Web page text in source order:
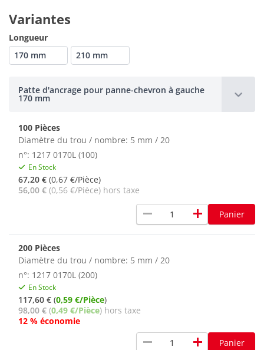
Variantes
Longueur
170 mm
210 mm
Patte d'ancrage pour panne-chevron à gauche
170 mm
100 Pièces
Diamètre du trou / nombre: 5 mm / 20
n°: 1217 0170L (100)
En Stock
67,20 € (0,67 €/Pièce)
56,00 € (0,56 €/Pièce) hors taxe
remove add Panier
200 Pièces
Diamètre du trou / nombre: 5 mm / 20
n°: 1217 0170L (200)
En Stock
117,60 € (0,59 €/Pièce)
98,00 € (0,49 €/Pièce) hors taxe
12 % économie
remove add Panier